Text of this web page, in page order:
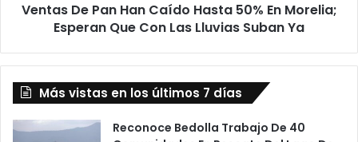
Esperan
Suban
Ventas De Pan Han Caído Hasta 50% En Morelia;
Esperan Que Con Las Lluvias Suban Ya
Más vistas en los últimos 7 días
Reconoce Bedolla Trabajo De 40